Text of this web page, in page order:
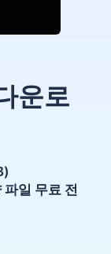
운로
일 무료 전